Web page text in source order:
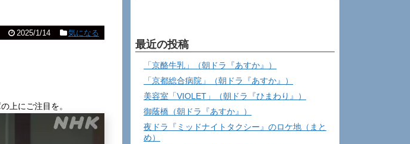
2025/1/14 気になる
上にご注目を。
最近の投稿
「京酪牛乳」（朝ドラ『あすか』）
「京都総合病院」（朝ドラ『あすか』）
美容室「VIOLET」（朝ドラ『ひまわり』）
御蔭橋（朝ドラ『あすか』）
夜ドラ『ミッドナイトタクシー』のロケ地（まと
め）